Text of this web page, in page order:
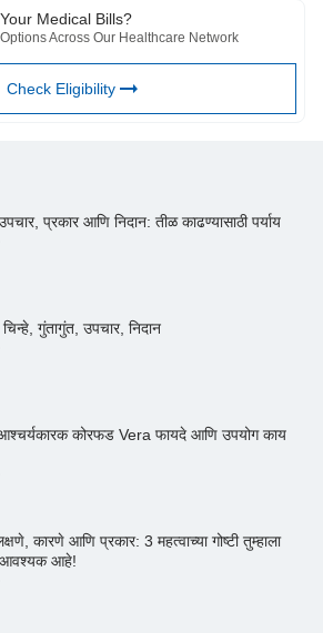
Medical Bills?
Across Our Healthcare Network
Check Eligibility
प्रकार आणि निदान: तीळ काढण्यासाठी पर्याय
गुंतागुंत, उपचार, निदान
आश्चर्यकारक कोरफड Vera फायदे आणि उपयोग काय
कारणे आणि प्रकार: 3 महत्वाच्या गोष्टी तुम्हाला
आवश्यक आहे!